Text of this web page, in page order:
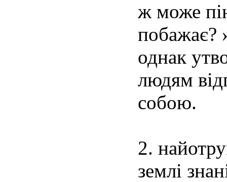
ж може
побажає?
однак
людям
собою.
2.
землі